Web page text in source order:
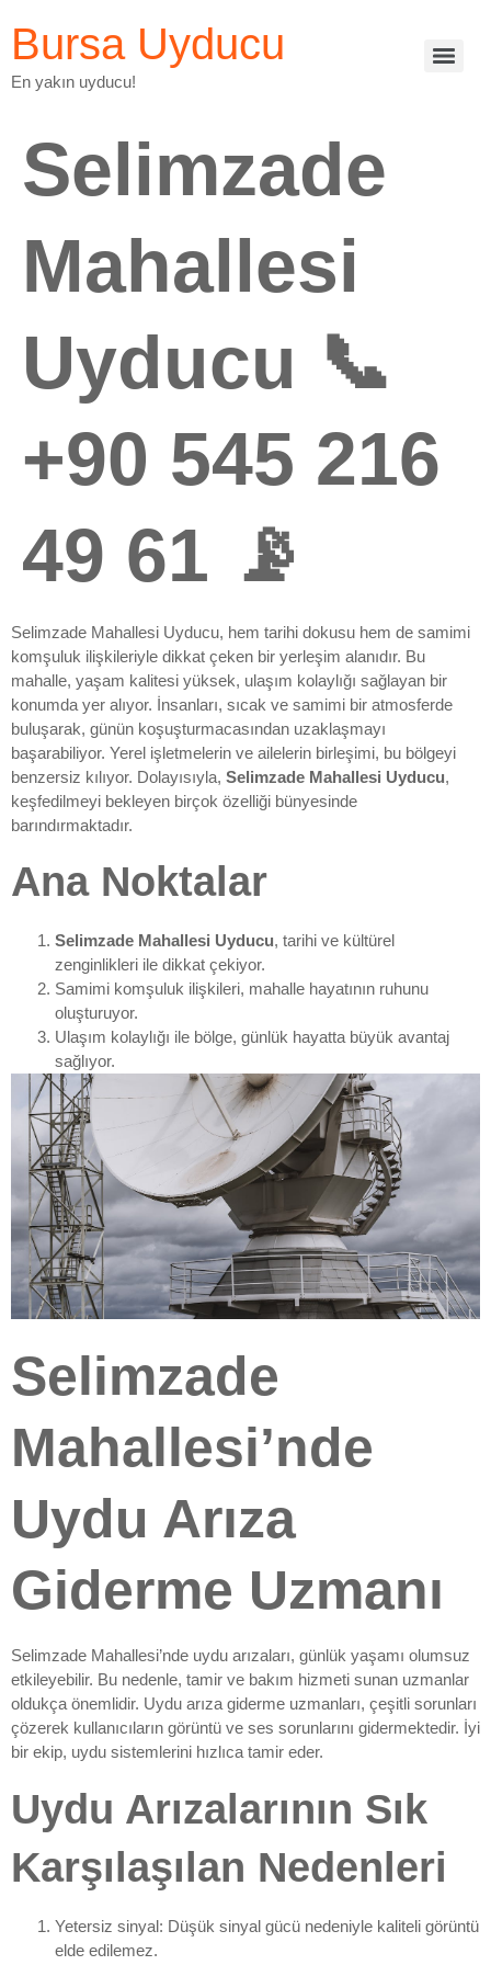
Bursa Uyducu
En yakın uyducu!
Selimzade
Mahallesi
Uyducu 📞
+90 545 216
49 61 📡
Selimzade Mahallesi Uyducu, hem tarihi dokusu hem de samimi
komşuluk ilişkileriyle dikkat çeken bir yerleşim alanıdır. Bu
mahalle, yaşam kalitesi yüksek, ulaşım kolaylığı sağlayan bir
konumda yer alıyor. İnsanları, sıcak ve samimi bir atmosferde
buluşarak, günün koşuşturmacasından uzaklaşmayı
başarabiliyor. Yerel işletmelerin ve ailelerin birleşimi, bu bölgeyi
benzersiz kılıyor. Dolayısıyla, Selimzade Mahallesi Uyducu,
keşfedilmeyi bekleyen birçok özelliği bünyesinde
barındırmaktadır.
Ana Noktalar
Selimzade Mahallesi Uyducu, tarihi ve kültürel
zenginlikleri ile dikkat çekiyor.
Samimi komşuluk ilişkileri, mahalle hayatının ruhunu
oluşturuyor.
Ulaşım kolaylığı ile bölge, günlük hayatta büyük avantaj
sağlıyor.
Selimzade
Mahallesi’nde
Uydu Arıza
Giderme Uzmanı
Selimzade Mahallesi’nde uydu arızaları, günlük yaşamı olumsuz
etkileyebilir. Bu nedenle, tamir ve bakım hizmeti sunan uzmanlar
oldukça önemlidir. Uydu arıza giderme uzmanları, çeşitli sorunları
çözerek kullanıcıların görüntü ve ses sorunlarını gidermektedir. İyi
bir ekip, uydu sistemlerini hızlıca tamir eder.
Uydu Arızalarının Sık
Karşılaşılan Nedenleri
Yetersiz sinyal: Düşük sinyal gücü nedeniyle kaliteli görüntü
elde edilemez.